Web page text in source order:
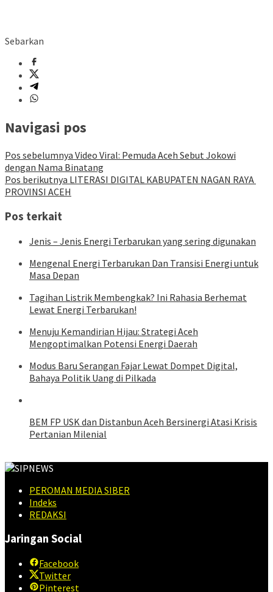
Sebarkan
Navigasi pos
Pos sebelumnya Video Viral: Pemuda Aceh Sebut Jokowi
dengan Nama Binatang
Pos berikutnya LITERASI DIGITAL KABUPATEN NAGAN RAYA
PROVINSI ACEH
Pos terkait
Jenis – Jenis Energi Terbarukan yang sering digunakan
Mengenal Energi Terbarukan Dan Transisi Energi untuk
Masa Depan
Tagihan Listrik Membengkak? Ini Rahasia Berhemat
Lewat Energi Terbarukan!
Menuju Kemandirian Hijau: Strategi Aceh
Mengoptimalkan Potensi Energi Daerah
Modus Baru Serangan Fajar Lewat Dompet Digital,
Bahaya Politik Uang di Pilkada
BEM FP USK dan Distanbun Aceh Bersinergi Atasi Krisis
Pertanian Milenial
PEROMAN MEDIA SIBER
Indeks
REDAKSI
Jaringan Social
Facebook
Twitter
Pinterest